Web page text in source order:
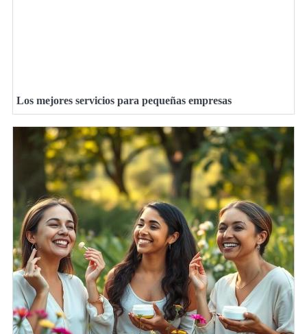
Los mejores servicios para pequeñas empresas